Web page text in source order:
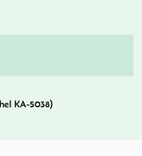
KA-5038)